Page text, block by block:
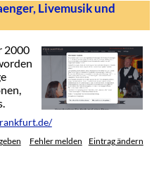
Livemusik und
2000
Fehler melden Eintrag ändern